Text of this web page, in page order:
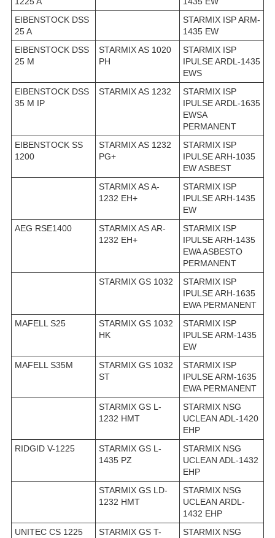
EIBENSTOCK DSS
25 A
STARMIX ISP ARM-
1435 EW
EIBENSTOCK DSS
25 M
STARMIX AS 1020
PH
STARMIX ISP
IPULSE ARDL-1435
EWS
EIBENSTOCK DSS
35 M IP
STARMIX AS 1232
STARMIX ISP
IPULSE ARDL-1635
EWSA
PERMANENT
EIBENSTOCK SS
1200
STARMIX AS 1232
PG+
STARMIX ISP
IPULSE ARH-1035
EW ASBEST
STARMIX AS A-
1232 EH+
STARMIX ISP
IPULSE ARH-1435
EW
AEG RSE1400
STARMIX AS AR-
1232 EH+
STARMIX ISP
IPULSE ARH-1435
EWA ASBESTO
PERMANENT
STARMIX GS 1032
STARMIX ISP
IPULSE ARH-1635
EWA PERMANENT
MAFELL S25
STARMIX GS 1032
HK
STARMIX ISP
IPULSE ARM-1435
EW
MAFELL S35M
STARMIX GS 1032
ST
STARMIX ISP
IPULSE ARM-1635
EWA PERMANENT
STARMIX GS L-
1232 HMT
STARMIX NSG
UCLEAN ADL-1420
EHP
RIDGID V-1225
STARMIX GS L-
1435 PZ
STARMIX NSG
UCLEAN ADL-1432
EHP
STARMIX GS LD-
1232 HMT
STARMIX NSG
UCLEAN ARDL-
1432 EHP
UNITEC CS 1225
STARMIX GS T-
STARMIX NSG